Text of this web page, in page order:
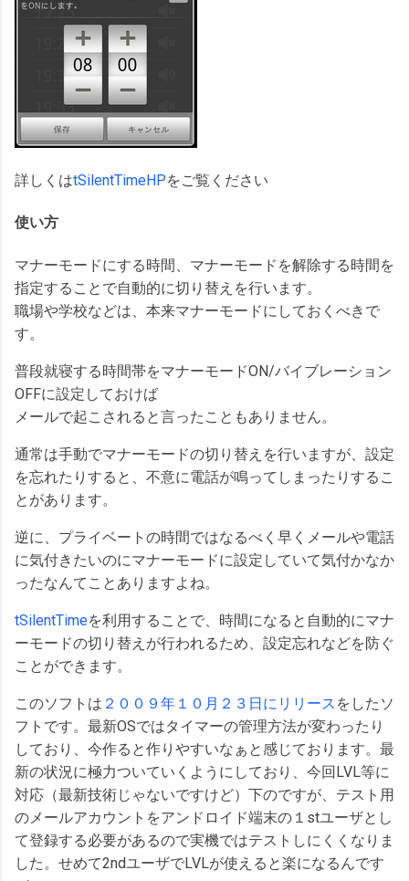
詳しくはtSilentTimeHPをご覧ください
使い方
マナーモードにする時間、マナーモードを解除する時間を
指定することで自動的に切り替えを行います。
職場や学校などは、本来マナーモードにしておくべきで
す。
普段就寝する時間帯をマナーモードON/バイブレーション
OFFに設定しておけば
メールで起こされると言ったこともありません。
通常は手動でマナーモードの切り替えを行いますが、設定
を忘れたりすると、不意に電話が鳴ってしまったりするこ
とがあります。
逆に、プライベートの時間ではなるべく早くメールや電話
に気付きたいのにマナーモードに設定していて気付かなか
ったなんてことありますよね。
tSilentTimeを利用することで、時間になると自動的にマナ
ーモードの切り替えが行われるため、設定忘れなどを防ぐ
ことができます。
このソフトは ２００９年１０月２３日にリリース をしたソ
フトです。最新OSではタイマーの管理方法が変わったり
しており、今作ると作りやすいなぁと感じております。最
新の状況に極力ついていくようにしており、今回LVL等に
対応（最新技術じゃないですけど）下のですが、テスト用
のメールアカウントをアンドロイド端末の１stユーザとし
て登録する必要があるので実機ではテストしにくくなりま
した。せめて2ndユーザでLVLが使えると楽になるんです